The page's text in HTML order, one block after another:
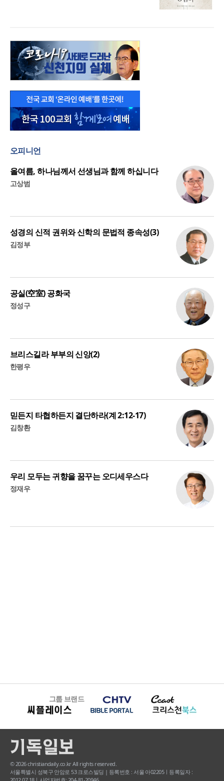
오피니언
올여름, 하나님께서 선생님과 함께 하십니다
고상범
성경의 신적 권위와 신학의 문법적 종속성(3)
김정부
공실(空室) 공화국
정성구
브리스길라 부부의 신앙(2)
한평우
믿든지 타협하든지 결단하라(계 2:12-17)
김창환
우리 모두는 귀향을 꿈꾸는 오디세우스다
정재우
그룹 브랜드
© 2026 christiandaily.co.kr All rights reserved.
서울특별시 성북구 안암로 53 크로스빌딩 | 등록번호 : 서울 아02205ㅣ등록일자 :